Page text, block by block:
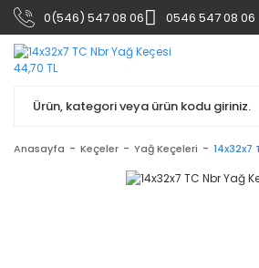
0(546) 547 08 06 0546 547 08 06
Anasayfa Keçeler Yağ Keçeleri 14x32x7